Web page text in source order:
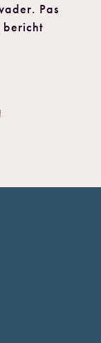
Pas
bericht